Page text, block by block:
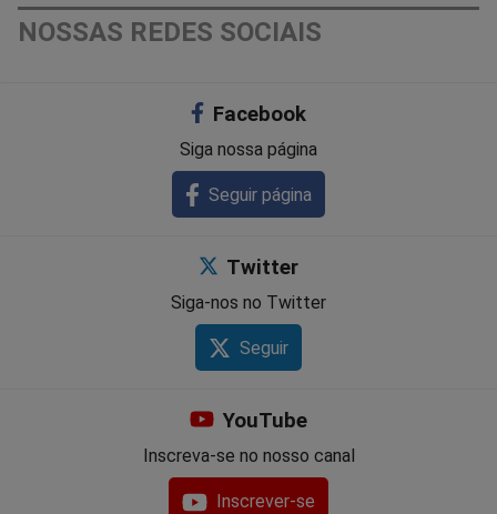
NOSSAS REDES SOCIAIS
Facebook
Siga nossa página
Seguir página
Twitter
Siga-nos no Twitter
Seguir
YouTube
Inscreva-se no nosso canal
Inscrever-se